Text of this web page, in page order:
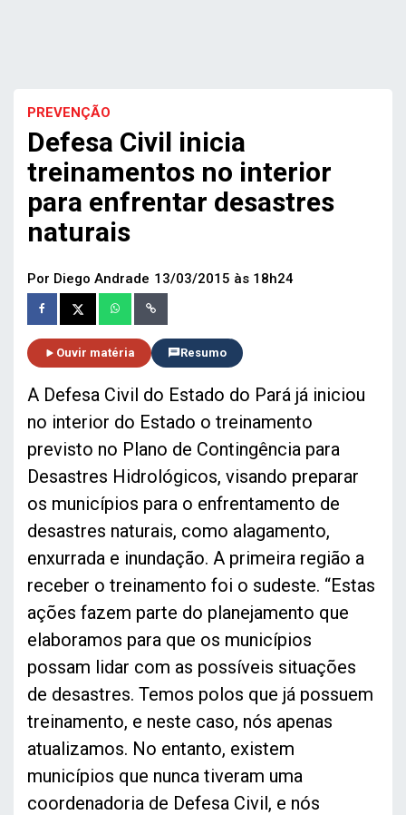
PREVENÇÃO
Defesa Civil inicia
treinamentos no interior
para enfrentar desastres
naturais
Por Diego Andrade 13/03/2015 às 18h24
Ouvir matéria Resumo
A Defesa Civil do Estado do Pará já iniciou
no interior do Estado o treinamento
previsto no Plano de Contingência para
Desastres Hidrológicos, visando preparar
os municípios para o enfrentamento de
desastres naturais, como alagamento,
enxurrada e inundação. A primeira região a
receber o treinamento foi o sudeste. “Estas
ações fazem parte do planejamento que
elaboramos para que os municípios
possam lidar com as possíveis situações
de desastres. Temos polos que já possuem
treinamento, e neste caso, nós apenas
atualizamos. No entanto, existem
municípios que nunca tiveram uma
coordenadoria de Defesa Civil, e nós